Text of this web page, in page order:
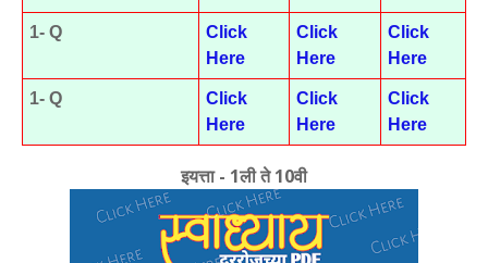
1- Q
Click
Here
Click
Here
Click
Here
1- Q
Click
Here
Click
Here
Click
Here
इयत्ता - 1ली ते 10वी